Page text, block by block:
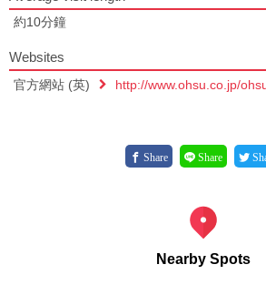
約10分鐘
Websites
官方網站 (英) http://www.ohsu.co.jp/
Share Share
Nearby Spots